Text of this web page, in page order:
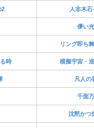
2 人非木
儚い
リング即ち
時 模擬宇宙・
凡人の
千面
沈黙かつ